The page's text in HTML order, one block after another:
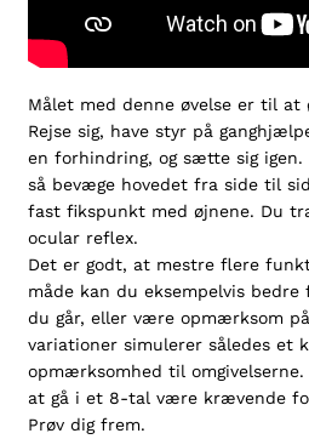
Målet med denne øvelse er til
Rejse sig, have styr på
en forhindring, og sætte sig igen.
så bevæge hovedet fra side til
fast fikspunkt med øjnene. Du
ocular reflex.
Det er godt, at mestre flere
måde kan du eksempelvis bedre
du går, eller være opmærksom
variationer simulerer således et
opmærksomhed til
at gå i et 8-tal være krævende
Prøv dig frem.